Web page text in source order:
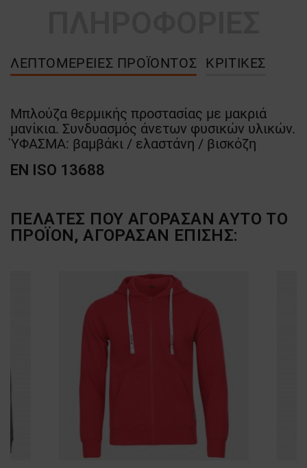
ΛΕΠΤΟΜΈΡΕΙΕΣ ΠΡΟΪΌΝΤΟΣ ΚΡΙΤΙΚΈΣ
Μπλούζα θερμικής προστασίας με μακριά
μανίκια. Συνδυασμός άνετων φυσικών υλικών.
ΎΦΑΣΜΑ: βαμβάκι / ελαστάνη / βισκόζη
EN ISO 13688
ΠΕΛΆΤΕΣ ΠΟΥ ΑΓΌΡΑΣΑΝ ΑΥΤΌ ΤΟ
ΠΡΟΪΌΝ, ΑΓΌΡΑΣΑΝ ΕΠΊΣΗΣ: